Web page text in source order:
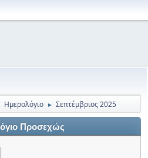
Ημερολόγιο ► Σεπτέμβριος 2025
Προσεχώς